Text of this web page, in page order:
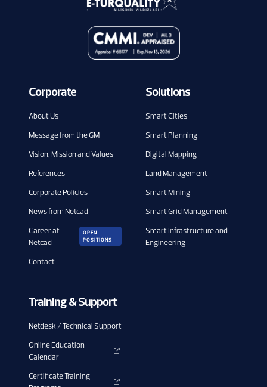
Corporate
About Us
Message from the GM
Vision, Mission and Values
References
Corporate Policies
News from Netcad
Career at
Netcad
OPEN
POSITIONS
Contact
Solutions
Smart Cities
Smart Planning
Digital Mapping
Land Management
Smart Mining
Smart Grid Management
Smart Infrastructure and
Engineering
Training & Support
Netdesk / Technical Support
Online Education
Calendar
Certificate Training